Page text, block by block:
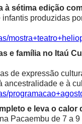
à sétima edição
produzidas
e família no Itaú
de expressão
ancestralidade e à
e leva o calor
Pacaembu de 7 a